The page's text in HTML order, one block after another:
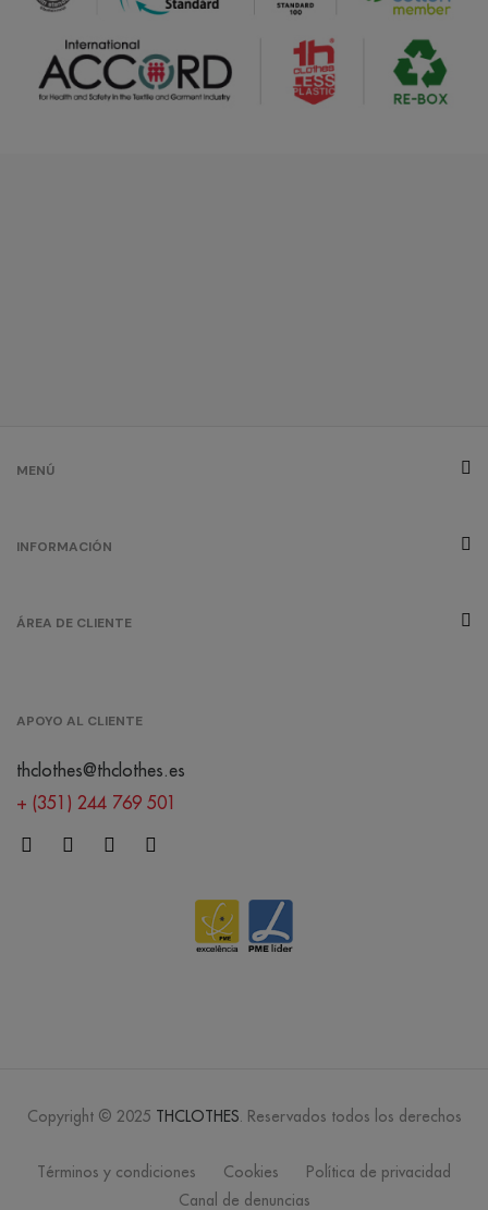
MENÚ
INFORMACIÓN
ÁREA DE CLIENTE
APOYO AL CLIENTE
thclothes@thclothes.es
+ (351) 244 769 501
Copyright © 2025 THCLOTHES. Reservados todos los derechos
Términos y condiciones Cookies
Política de privacidad
Canal de denuncias